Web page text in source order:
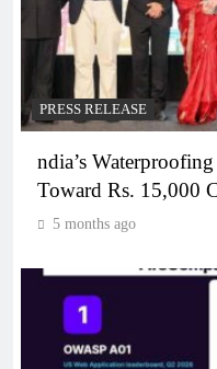
PRESS RELEASE
ndia’s
Toward Rs. 15,000
5 months ago